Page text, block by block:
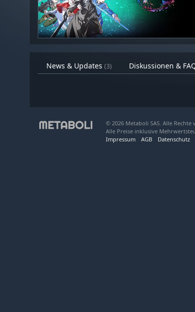
News & Updates (3) Diskussionen &
© 2026 Metaboli SAS. Alle
Alle Preise inklusive
Impressum
AGB Datenschutz